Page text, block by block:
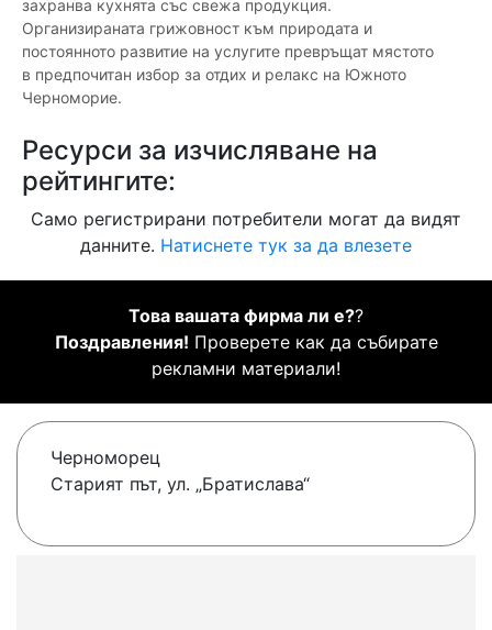
захранва кухнята със свежа продукция.
Организираната грижовност към природата и
постоянното развитие на услугите превръщат мястото
в предпочитан избор за отдих и релакс на Южното
Черноморие.
Ресурси за изчисляване на
рейтингите:
Само регистрирани потребители могат да видят
данните. Натиснете тук за да влезете
Това вашата фирма ли е??
Поздравления! Проверете как да събирате
рекламни материали!
Черноморец
Старият път, ул. „Братислава“